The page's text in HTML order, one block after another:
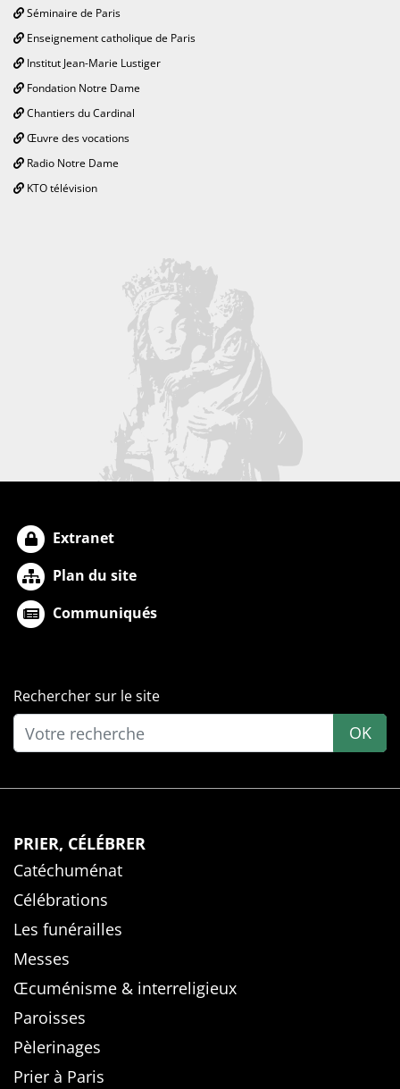
Séminaire de Paris
Enseignement catholique de Paris
Institut Jean-Marie Lustiger
Fondation Notre Dame
Chantiers du Cardinal
Œuvre des vocations
Radio Notre Dame
KTO télévision
Extranet
Plan du site
Communiqués
Rechercher sur le site
OK
PRIER, CÉLÉBRER
Catéchuménat
Célébrations
Les funérailles
Messes
Œcuménisme & interreligieux
Paroisses
Pèlerinages
Prier à Paris